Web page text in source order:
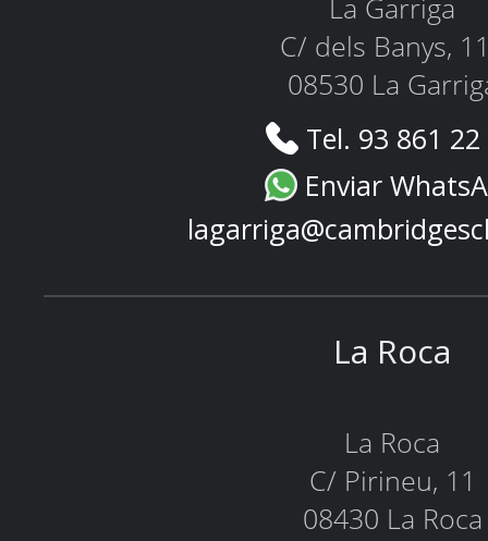
La Garriga
C/ dels Banys,
08530 La
Tel. 93 861
Enviar
La Roca
La Roca
C/ Pirineu, 11
08430 La Roca